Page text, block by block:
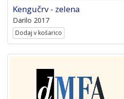
Kengučrv - zelena
Darilo 2017
Dodaj v košarico